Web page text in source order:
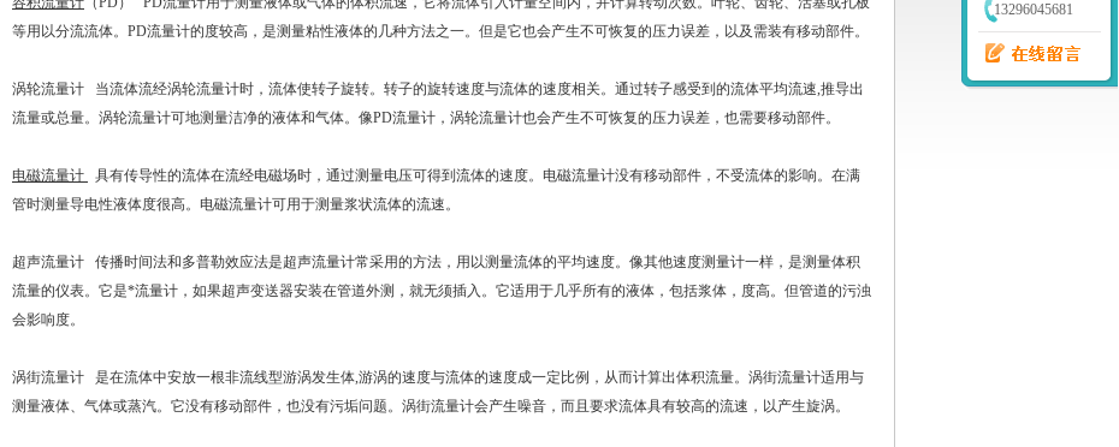
等用以分流流体。PD流量计的度较高，是测量粘性液体的几种方法之一。但是它也会产生不可恢复的压力误差，以及需装有移动部件。
涡轮流量计 当流体流经涡轮流量计时，流体使转子旋转。转子的旋转速度与流体的速度相关。通过转子感受到的流体平均流速,推导出
流量或总量。涡轮流量计可地测量洁净的液体和气体。像PD流量计，涡轮流量计也会产生不可恢复的压力误差，也需要移动部件。
电磁流量计
具有传导性的流体在流经电磁场时，通过测量电压可得到流体的速度。电磁流量计没有移动部件，不受流体的影响。在满
管时测量导电性液体度很高。电磁流量计可用于测量浆状流体的流速。
超声流量计 传播时间法和多普勒效应法是超声流量计常采用的方法，用以测量流体的平均速度。像其他速度测量计一样，是测量体积
流量的仪表。它是*流量计，如果超声变送器安装在管道外测，就无须插入。它适用于几乎所有的液体，包括浆体，度高。但管道的污浊
会影响度。
涡街流量计 是在流体中安放一根非流线型游涡发生体,游涡的速度与流体的速度成一定比例，从而计算出体积流量。涡街流量计适用与
测量液体、气体或蒸汽。它没有移动部件，也没有污垢问题。涡街流量计会产生噪音，而且要求流体具有较高的流速，以产生旋涡。
13296045681